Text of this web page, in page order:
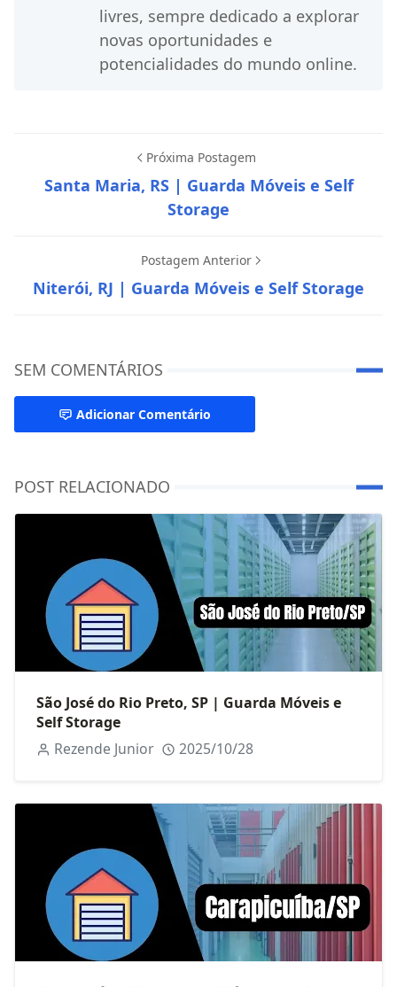
livres, sempre dedicado a explorar
novas oportunidades e
potencialidades do mundo online.
Próxima Postagem
Santa Maria, RS | Guarda Móveis e Self
Storage
Postagem Anterior
Niterói, RJ | Guarda Móveis e Self Storage
SEM COMENTÁRIOS
Adicionar Comentário
POST RELACIONADO
São José do Rio Preto, SP | Guarda Móveis e
Self Storage
Rezende Junior
2025/10/28